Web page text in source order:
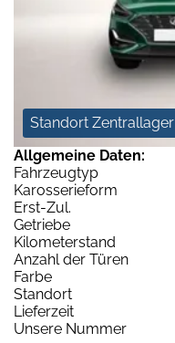
Standort Zentrallager
Allgemeine Daten:
Fahrzeugtyp
Karosserieform
Erst-Zul.
Getriebe
Kilometerstand
Anzahl der Türen
Farbe
Standort
Lieferzeit
Unsere Nummer